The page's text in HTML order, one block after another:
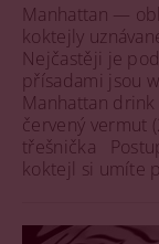
Manhattan —
koktejly
Nejčastěji je
přísadami jsou
Manhattan
červený vermut
třešnička
koktejl si umíte